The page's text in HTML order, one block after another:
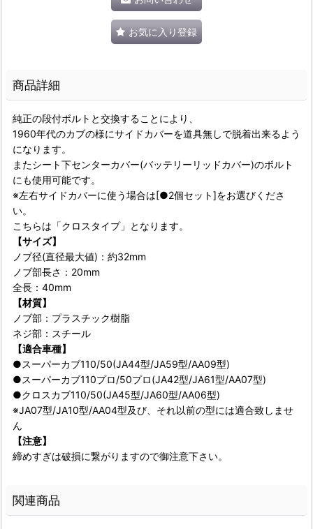
お気に入り登録
商品詳細
純正の段付ボルトと交換することにより、
1960年代のカブの様にサイドカバーを道具無しで脱着出来るよう
になります。
またシート下センターカバー(バッテリーリッドカバー)のボルト
にも使用可能です。
※左右サイドカバーに使う場合は[●2個セット]をお選びくださ
い。
こちらは「クロスタイプ」となります。
【サイズ】
ノブ径(直径最大値)：約32mm
ノブ部長さ：20mm
全長：40mm
【材質】
ノブ部：プラスチック樹脂
ネジ部：スチール
【適合車種】
●スーパーカブ110/50(JA44型/JA59型/AA09型)
●スーパーカブ110プロ/50プロ(JA42型/JA61型/AA07型)
●クロスカブ110/50(JA45型/JA60型/AA06型)
※JA07型/JA10型/AA04型及び、それ以前の型には適合致しませ
ん
【注意】
締めすぎは破損に繋がりますので御注意下さい。
関連商品